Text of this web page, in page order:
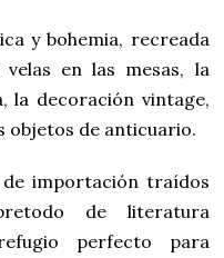
y bohemia, recreada
en las mesas, la
la decoración vintage,
objetos de anticuario.
importación traídos
de literatura
perfecto para